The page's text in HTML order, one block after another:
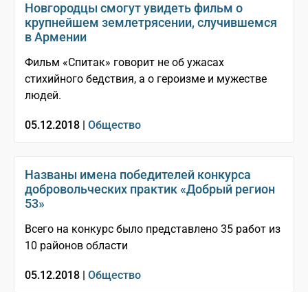
Новгородцы смогут увидеть фильм о
крупнейшем землетрясении, случившемся
в Армении
Фильм «Спитак» говорит не об ужасах
стихийного бедствия, а о героизме и мужестве
людей.
05.12.2018 | Общество
Названы имена победителей конкурса
добровольческих практик «Добрый регион
53»
Всего на конкурс было представлено 35 работ из
10 районов области
05.12.2018 | Общество